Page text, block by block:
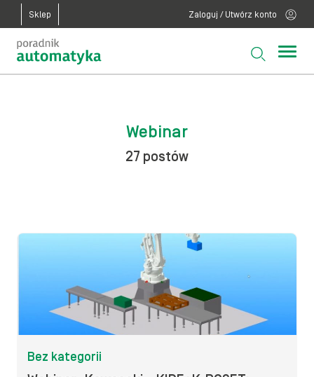
Sklep Zaloguj / Utwórz konto
Webinar
27 postów
Bez kategorii